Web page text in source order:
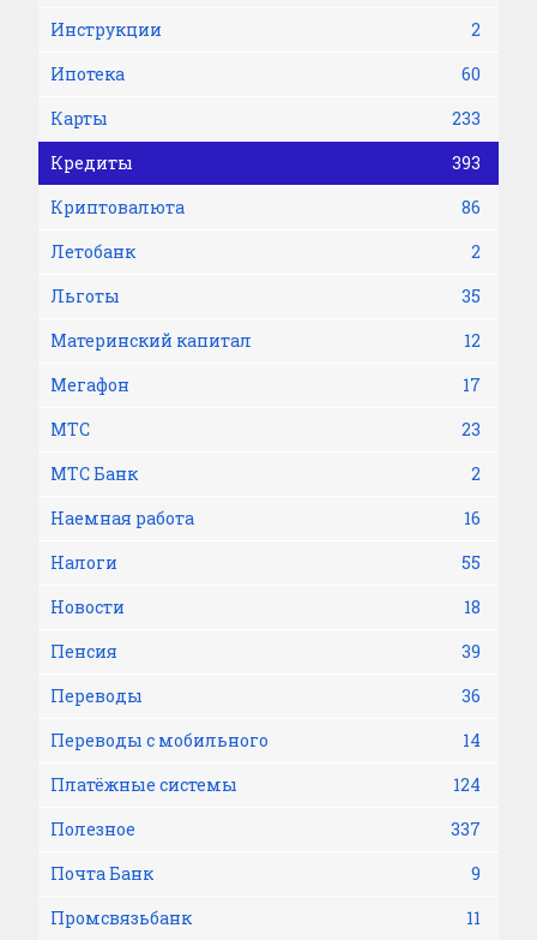
Инструкции
2
Ипотека
60
Карты
233
Кредиты
393
Криптовалюта
86
Летобанк
2
Льготы
35
Материнский капитал
12
Мегафон
17
МТС
23
МТС Банк
2
Наемная работа
16
Налоги
55
Новости
18
Пенсия
39
Переводы
36
Переводы с мобильного
14
Платёжные системы
124
Полезное
337
Почта Банк
9
Промсвязьбанк
11